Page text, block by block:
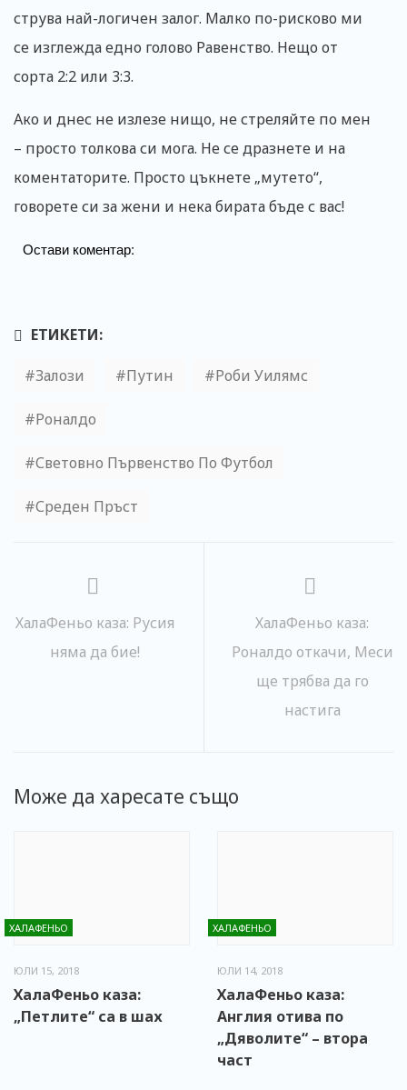
струва най-логичен залог. Малко по-рисково ми
се изглежда едно голово Равенство. Нещо от
сорта 2:2 или 3:3.
Ако и днес не излезе нищо, не стреляйте по мен
– просто толкова си мога. Не се дразнете и на
коментаторите. Просто цъкнете „мутето“,
говорете си за жени и нека бирата бъде с вас!
Остави коментар:
ЕТИКЕТИ:
Залози Путин Роби Уилямс
Роналдо
Световно Първенство По Футбол
Среден Пръст
ХалаФеньо каза: Русия
няма да бие!
ХалаФеньо каза:
Роналдо откачи, Меси
ще трябва да го
настига
Може да харесате също
ХАЛАФЕНЬО
ЮЛИ 15, 2018
ХалаФеньо каза:
„Петлите“ са в шах
ХАЛАФЕНЬО
ЮЛИ 14, 2018
ХалаФеньо каза:
Англия отива по
„Дяволите“ – втора
част